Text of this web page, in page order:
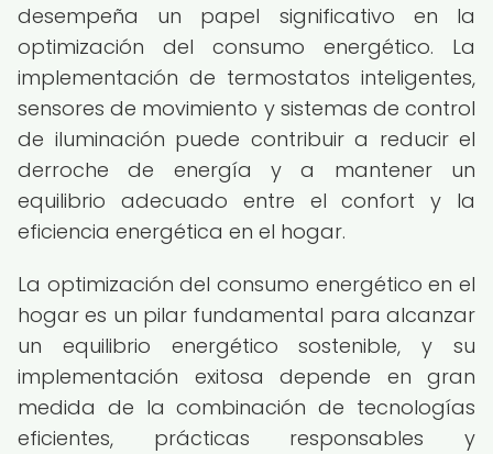
desempeña un papel significativo en la
optimización del consumo energético. La
implementación de termostatos inteligentes,
sensores de movimiento y sistemas de control
de iluminación puede contribuir a reducir el
derroche de energía y a mantener un
equilibrio adecuado entre el confort y la
eficiencia energética en el hogar.
La optimización del consumo energético en el
hogar es un pilar fundamental para alcanzar
un equilibrio energético sostenible, y su
implementación exitosa depende en gran
medida de la combinación de tecnologías
eficientes, prácticas responsables y